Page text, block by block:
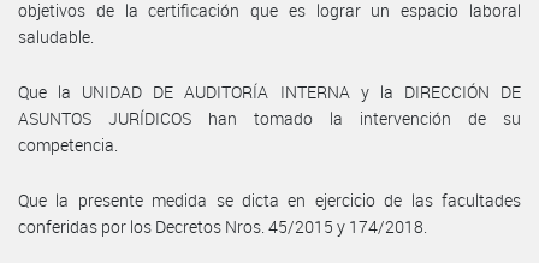
objetivos de la certificación que es lograr un espacio laboral
saludable.
Que la UNIDAD DE AUDITORÍA INTERNA y la DIRECCIÓN DE
ASUNTOS JURÍDICOS han tomado la intervención de su
competencia.
Que la presente medida se dicta en ejercicio de las facultades
conferidas por los Decretos Nros. 45/2015 y 174/2018.